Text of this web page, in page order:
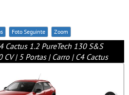
Foto Seguinte Zoom
Cactus 1.2 PureTech 130 S&S
CV | 5 Portas | Carro | C4 Cactus